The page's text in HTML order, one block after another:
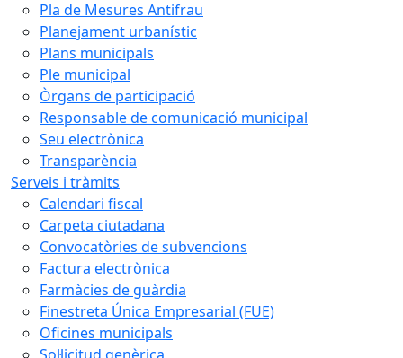
Pla de Mesures Antifrau
Planejament urbanístic
Plans municipals
Ple municipal
Òrgans de participació
Responsable de comunicació municipal
Seu electrònica
Transparència
Serveis i tràmits
Calendari fiscal
Carpeta ciutadana
Convocatòries de subvencions
Factura electrònica
Farmàcies de guàrdia
Finestreta Única Empresarial (FUE)
Oficines municipals